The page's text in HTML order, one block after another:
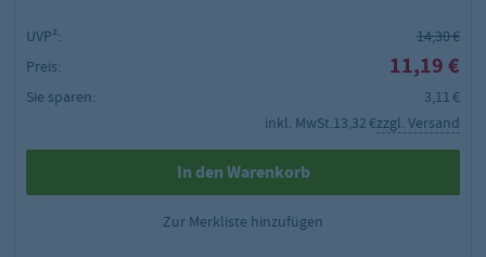
UVP²:
14,30 €
Preis:
11,19 €
Sie sparen:
3,11 €
inkl. MwSt.13,32 €zzgl. Versand
In den Warenkorb
Zur Merkliste hinzufügen